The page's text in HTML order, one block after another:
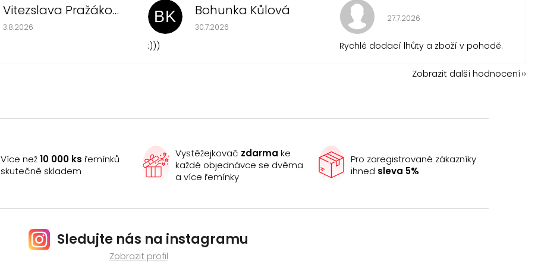
Vitezslava Pražákova
Hodnocení obchodu je 5 z 5 hvězdiček.
3.8.2026
BK Bohunka Kůlová
Hodnocení obchodu je 5 z 5 hvězdiček.
30.7.2026
:)))
Hodnocení obchodu je 5 z 5
27.7.2026
Rychlé dodací lhůty a zboží v pohodě.
Zobrazit další hodnocení
Více než10 000 ks řemínků
skutečně skladem
Vystěžejkovač zdarma ke
každé objednávce se dvěma
a více řemínky
Pro zaregistrované zákazníky
ihned sleva 5%
Sledujte nás na instagramu
Zobrazit profil